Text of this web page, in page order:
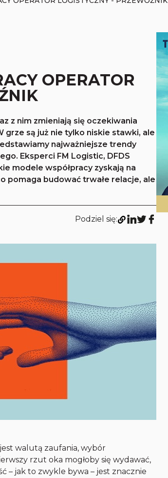
OPERATOR
z nim zmieniają się oczekiwania
są już nie tylko niskie stawki, ale
najważniejsze trendy
Eksperci FM Logistic, DFDS
modele współpracy zyskają na
pomaga budować trwałe relacje, ale
Podziel się:
walutą zaufania, wybór
rzut oka mogłoby się wydawać,
– jak to zwykle bywa – jest znacznie